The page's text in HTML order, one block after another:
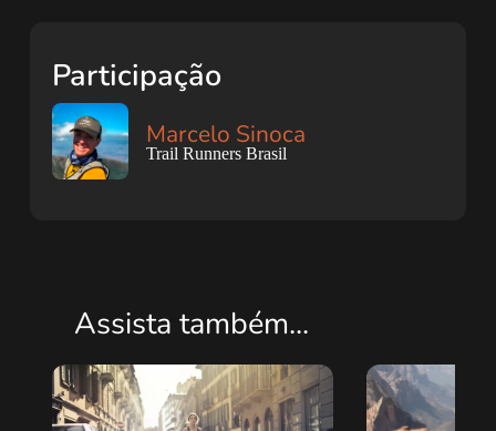
Participação
Marcelo Sinoca
Trail Runners Brasil
Assista também...